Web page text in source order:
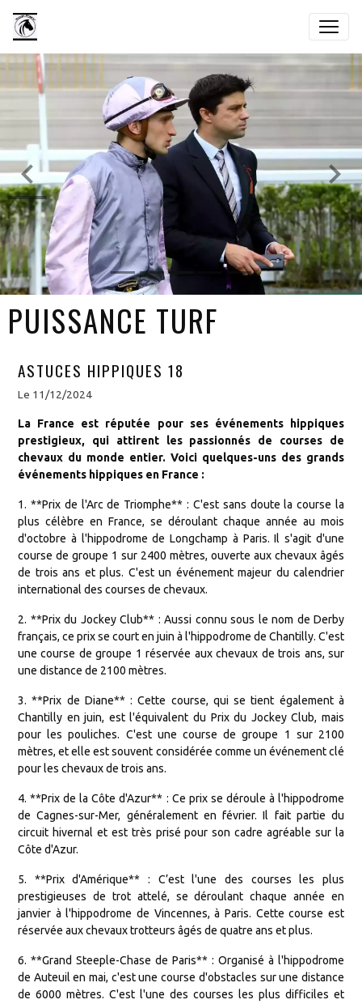
PUISSANCE TURF
ASTUCES HIPPIQUES 18
Le 11/12/2024
La France est réputée pour ses événements hippiques
prestigieux, qui attirent les passionnés de courses de
chevaux du monde entier. Voici quelques-uns des grands
événements hippiques en France :
1. **Prix de l'Arc de Triomphe** : C'est sans doute la course la
plus célèbre en France, se déroulant chaque année au mois
d'octobre à l'hippodrome de Longchamp à Paris. Il s'agit d'une
course de groupe 1 sur 2400 mètres, ouverte aux chevaux âgés
de trois ans et plus. C'est un événement majeur du calendrier
international des courses de chevaux.
2. **Prix du Jockey Club** : Aussi connu sous le nom de Derby
français, ce prix se court en juin à l'hippodrome de Chantilly. C'est
une course de groupe 1 réservée aux chevaux de trois ans, sur
une distance de 2100 mètres.
3. **Prix de Diane** : Cette course, qui se tient également à
Chantilly en juin, est l'équivalent du Prix du Jockey Club, mais
pour les pouliches. C'est une course de groupe 1 sur 2100
mètres, et elle est souvent considérée comme un événement clé
pour les chevaux de trois ans.
4. **Prix de la Côte d'Azur** : Ce prix se déroule à l'hippodrome
de Cagnes-sur-Mer, généralement en février. Il fait partie du
circuit hivernal et est très prisé pour son cadre agréable sur la
Côte d'Azur.
5. **Prix d'Amérique** : C’est l'une des courses les plus
prestigieuses de trot attelé, se déroulant chaque année en
janvier à l'hippodrome de Vincennes, à Paris. Cette course est
réservée aux chevaux trotteurs âgés de quatre ans et plus.
6. **Grand Steeple-Chase de Paris** : Organisé à l'hippodrome
de Auteuil en mai, c'est une course d'obstacles sur une distance
de 6000 mètres. C'est l'une des courses les plus difficiles et